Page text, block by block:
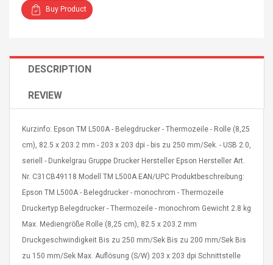
UHF Guitarra
Universal Usb Charger
Adapter 5v/2.1a Ac Usb
Wall Charger Travel
Mobile Universal Charging
Charge Adapter
$ 2.46
Buy Product
DESCRIPTION
REVIEW
Kurzinfo: Epson TM L500A - Belegdrucker - Thermozeile - Rolle (8,25
cm), 82.5 x 203.2 mm - 203 x 203 dpi - bis zu 250 mm/Sek. - USB 2.0,
seriell - Dunkelgrau Gruppe Drucker Hersteller Epson Hersteller Art.
Nr. C31CB49118 Modell TM L500A EAN/UPC Produktbeschreibung:
Epson TM L500A - Belegdrucker - monochrom - Thermozeile
Druckertyp Belegdrucker - Thermozeile - monochrom Gewicht 2.8 kg
Max. Mediengröße Rolle (8,25 cm), 82.5 x 203.2 mm
Druckgeschwindigkeit Bis zu 250 mm/Sek Bis zu 200 mm/Sek Bis
zu 150 mm/Sek Max. Auflösung (S/W) 203 x 203 dpi Schnittstelle